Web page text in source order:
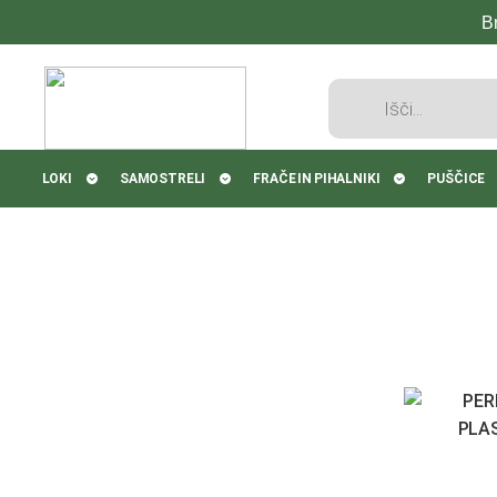
Products
LOKI SAMOSTRELI FRAČE IN PIHALNIKI PUŠČICE